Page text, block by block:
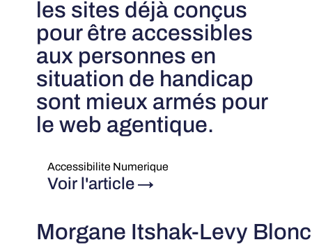
les sites déjà conçus
pour être accessibles
aux personnes en
situation de handicap
sont mieux armés pour
le web agentique.
Accessibilite Numerique
Voir l'article→
Morgane Itshak-Levy